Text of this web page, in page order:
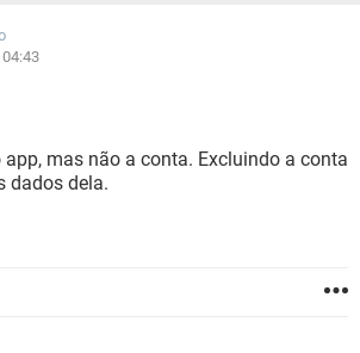
app, mas não a conta. Excluindo a conta
dados dela.